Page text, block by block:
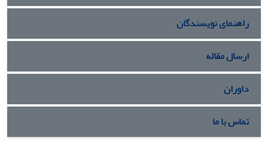
راهنمای نویسندگان
ارسال مقاله
داوران
تماس با ما